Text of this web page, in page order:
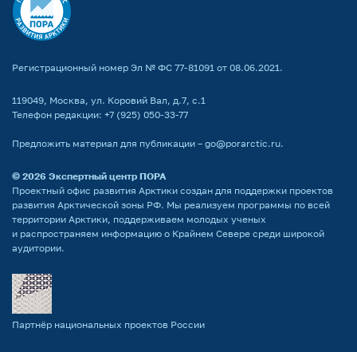
Регистрационный номер Эл № ФС 77-81091 от 08.06.2021.
119049, Москва, ул. Коровий Вал, д.7, с.1
Телефон редакции: +7 (925) 050-33-77
Предложить материал для публикации – go@porarctic.ru.
© 2026 Экспертный центр ПОРА
Проектный офис развития Арктики создан для поддержки проектов
развития Арктической зоны РФ. Мы реализуем программы по всей
территории Арктики, поддерживаем молодых ученых
и распространяем информацию о Крайнем Севере среди широкой
аудитории.
Партнёр национальных проектов России